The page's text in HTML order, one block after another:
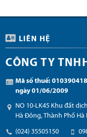
LIÊN HỆ
CÔNG TY
Mã số thuế:
ngày 01/06/2009
NO 10-LK45 Khu đất
Hà Đông, Thành Phố Hà
(024) 35505150